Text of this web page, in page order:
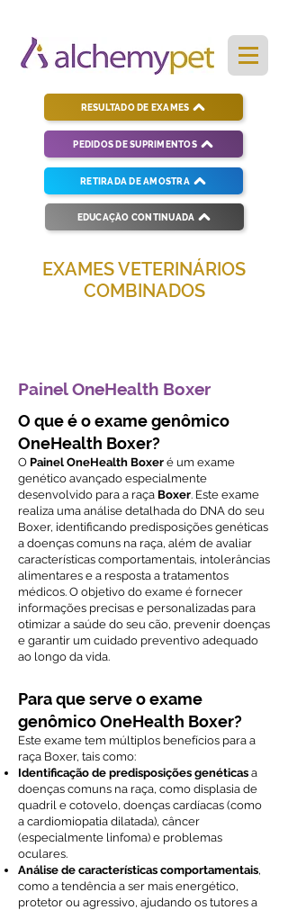
PEDIDOS DE SUPRIMENTOS
RESULTADO DE EXAMES
RETIRADA DE AMOSTRA
EDUCAÇÃO CONTINUADA
EXAMES VETERINÁRIOS
COMBINADOS
Painel OneHealth Boxer
O que é o exame genômico
OneHealth Boxer?
O Painel OneHealth Boxer é um exame
genético avançado especialmente
desenvolvido para a raça Boxer. Este exame
realiza uma análise detalhada do DNA do seu
Boxer, identificando predisposições genéticas
a doenças comuns na raça, além de avaliar
características comportamentais, intolerâncias
alimentares e a resposta a tratamentos
médicos. O objetivo do exame é fornecer
informações precisas e personalizadas para
otimizar a saúde do seu cão, prevenir doenças
e garantir um cuidado preventivo adequado
ao longo da vida.
Para que serve o exame
genômico OneHealth Boxer?
Este exame tem múltiplos benefícios para a
raça Boxer, tais como:
Identificação de predisposições genéticas a
doenças comuns na raça, como displasia de
quadril e cotovelo, doenças cardíacas (como
a cardiomiopatia dilatada), câncer
(especialmente linfoma) e problemas
oculares.
Análise de características comportamentais,
como a tendência a ser mais energético,
protetor ou agressivo, ajudando os tutores a